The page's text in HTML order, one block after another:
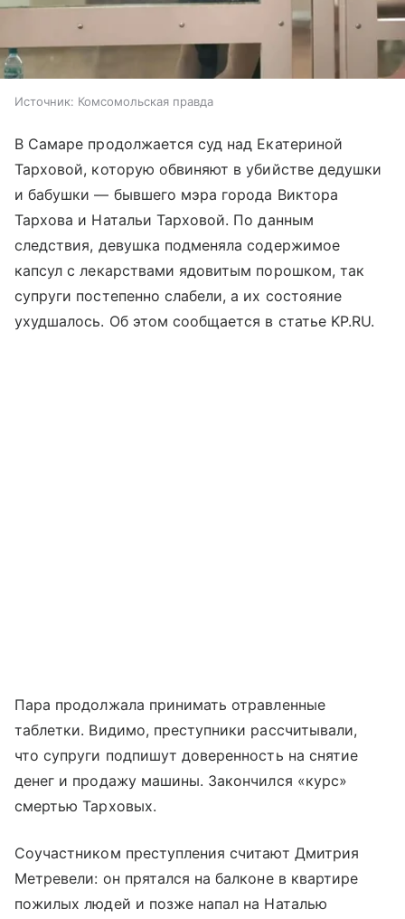
Источник: Комсомольская правда
В Самаре продолжается суд над Екатериной
Тарховой, которую обвиняют в убийстве дедушки
и бабушки — бывшего мэра города Виктора
Тархова и Натальи Тарховой. По данным
следствия, девушка подменяла содержимое
капсул с лекарствами ядовитым порошком, так
супруги постепенно слабели, а их состояние
ухудшалось. Об этом сообщается в статье KP.RU.
Пара продолжала принимать отравленные
таблетки. Видимо, преступники рассчитывали,
что супруги подпишут доверенность на снятие
денег и продажу машины. Закончился «курс»
смертью Тарховых.
Соучастником преступления считают Дмитрия
Метревели: он прятался на балконе в квартире
пожилых людей и позже напал на Наталью